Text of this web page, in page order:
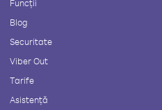
Funcții
Blog
Securitate
Viber Out
Tarife
Asistență